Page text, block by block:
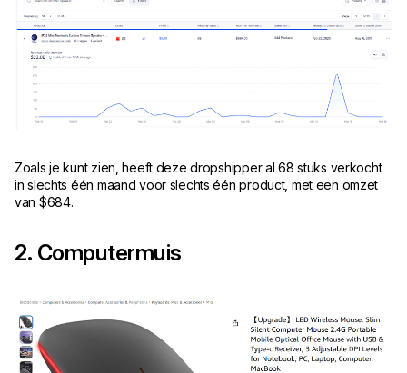
Zoals je kunt zien, heeft deze dropshipper al 68 stuks verkocht
in slechts één maand voor slechts één product, met een omzet
van $684.
2. Computermuis